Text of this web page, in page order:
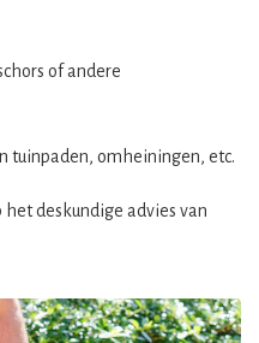
of andere
tuinpaden, omheiningen, etc.
deskundige advies van